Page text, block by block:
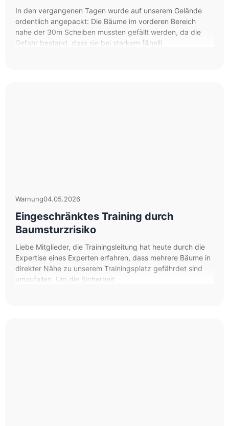
In den vergangenen Tagen wurde auf unserem Gelände
ordentlich angepackt: Die Bäume im vorderen Bereich
nahe der 30m Scheiben mussten gefällt werden, da die
Gefahr bestand, dass sie bei starkem [&helli
Warnung04.05.2026
Eingeschränktes Training durch
Baumsturzrisiko
Liebe Mitglieder, die Trainingsleitung hat heute durch die
Expertise eines Experten erfahren, dass mehrere Bäume in
direkter Nähe zu unserem Trainingsplatz gefährdet sind
umzufallen. Um die Sicherheit